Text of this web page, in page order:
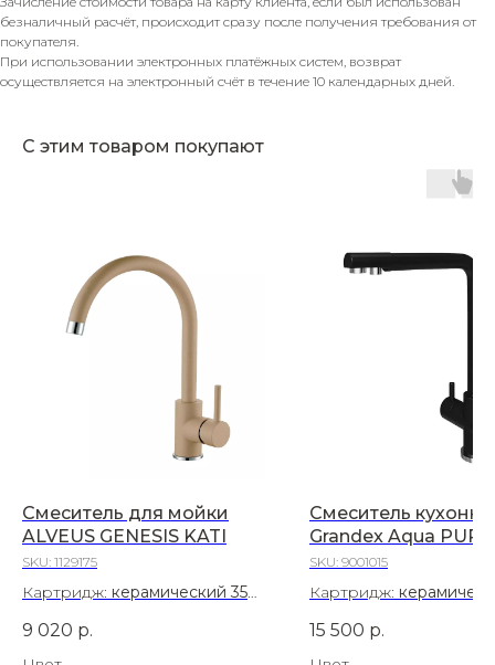
безналичный расчёт, происходит сразу после получения требования от
покупателя.
При использовании электронных платёжных систем, возврат
осуществляется на электронный счёт в течение 10 календарных дней.
С этим товаром покупают
Смеситель для мойки
ALVEUS GENESIS KATI
SKU: 1129175
Картридж: керамический 35
Материал:
9 020 р.
Смеситель
Grandex Aqua
SKU: 9001015
Картридж:
Материал:
15 500 р.